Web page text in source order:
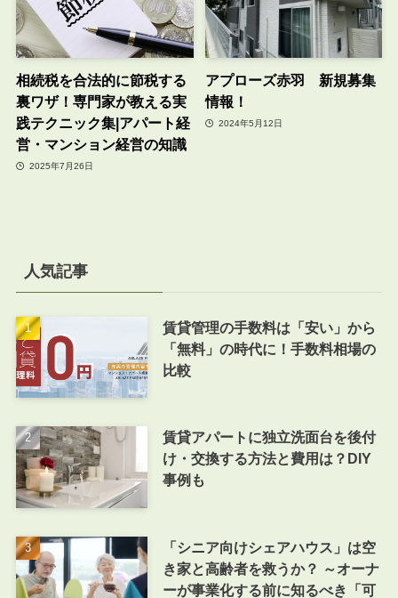
相続税を合法的に節税する
裏ワザ！専門家が教える実
践テクニック集|アパート経
営・マンション経営の知識
2025年7月26日
アプローズ赤羽 新規募集
情報！
2024年5月12日
人気記事
賃貸管理の手数料は「安い」から
「無料」の時代に！手数料相場の
比較
賃貸アパートに独立洗面台を後付
け・交換する方法と費用は？DIY
事例も
「シニア向けシェアハウス」は空
き家と高齢者を救うか？ ～オーナ
ーが事業化する前に知るべき「可